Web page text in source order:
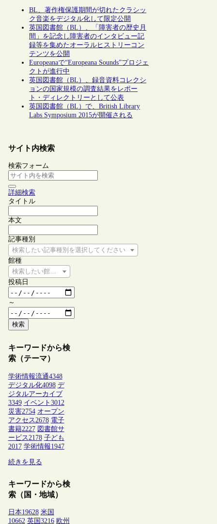
BL、著作権保護期間が切れたクラシッ
ク音楽をデジタル化して限定公開
英国図書館（BL）、「障害者の歴史月
間」を記念し障害者のインタビュー記
録等を集めたオーラルヒストリーコン
テンツを公開
Europeanaで“Europeana Sounds”プロジェ
クトが進行中
英国図書館（BL）、録音資料コレクシ
ョンの国家規模の調査結果をレポー
ト・ディレクトリーとして公表
英国図書館（BL）で、British Library
Labs Symposium 2015が開催される
サイト内検索
検索フォーム
詳細検索
タイトル
本文
記事種別
検索したい記事種別を選択してください
館種
検索したい館種を選択してください
投稿日
～
検索
キーワードから検
索（テーマ）
学術情報流通4348
デジタル化4098 デ
ジタルアーカイブ
3349 イベント 3012
災害2754 オープン
アクセス 2678 電子
書籍2227 図書館サ
ービス 2178 子ども
2017 学術情報1947
続きを見る
キーワードから検
索（国・地域）
日本19628 米国
10662 英国 3216 欧州